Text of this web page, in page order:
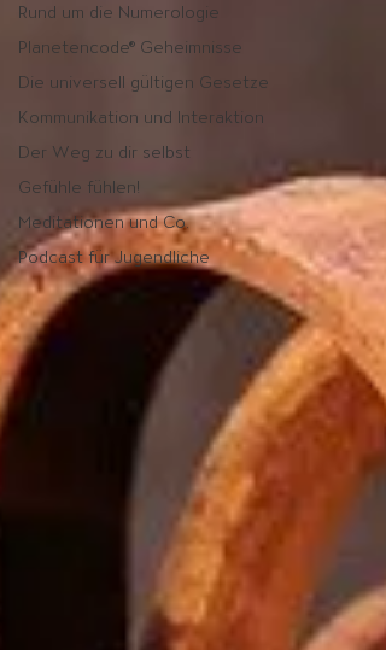
Rund um die Numerologie
Planetencode® Geheimnisse
Die universell gültigen Gesetze
Kommunikation und Interaktion
Der Weg zu dir selbst
Gefühle fühlen!
Meditationen und Co.
Podcast für Jugendliche